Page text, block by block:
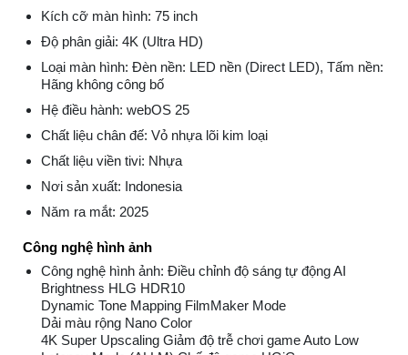
Kích cỡ màn hình: 75 inch
Độ phân giải: 4K (Ultra HD)
Loại màn hình: Đèn nền: LED nền (Direct LED), Tấm nền:
Hãng không công bố
Hệ điều hành: webOS 25
Chất liệu chân đế: Vỏ nhựa lõi kim loại
Chất liệu viền tivi: Nhựa
Nơi sản xuất: Indonesia
Năm ra mắt: 2025
Công nghệ hình ảnh
Công nghệ hình ảnh: Điều chỉnh độ sáng tự động AI
Brightness HLG HDR10
Dynamic Tone Mapping FilmMaker Mode
Dải màu rộng Nano Color
4K Super Upscaling Giảm độ trễ chơi game Auto Low